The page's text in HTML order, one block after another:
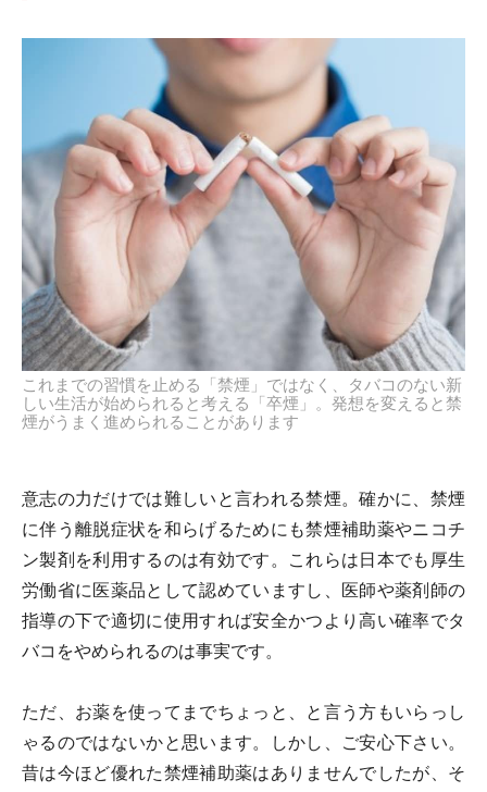
これまでの習慣を止める「禁煙」ではなく、タバコのない新
しい生活が始められると考える「卒煙」。発想を変えると禁
煙がうまく進められることがあります
意志の力だけでは難しいと言われる禁煙。確かに、禁煙
に伴う離脱症状を和らげるためにも禁煙補助薬やニコチ
ン製剤を利用するのは有効です。これらは日本でも厚生
労働省に医薬品として認めていますし、医師や薬剤師の
指導の下で適切に使用すれば安全かつより高い確率でタ
バコをやめられるのは事実です。
ただ、お薬を使ってまでちょっと、と言う方もいらっし
ゃるのではないかと思います。しかし、ご安心下さい。
昔は今ほど優れた禁煙補助薬はありませんでしたが、そ